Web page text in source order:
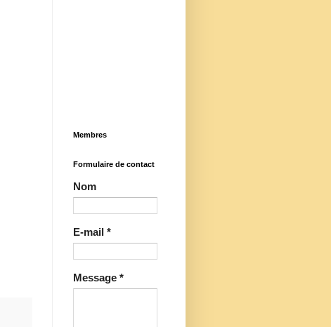
Membres
Formulaire de contact
Nom
E-mail *
Message *